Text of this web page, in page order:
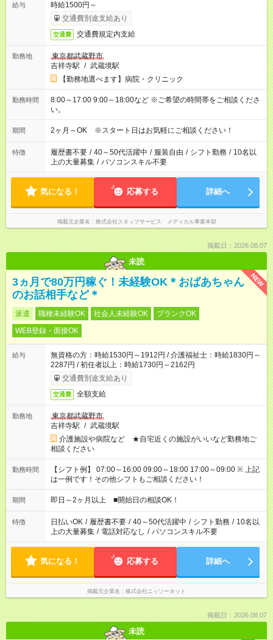
給与
時給1500円～
交通費別途支給あり
交通費 交通費規定内支給
勤務地
東京都武蔵野市
吉祥寺駅 / 武蔵境駅
【勤務地選べます】病院・クリニック
勤務時間
8:00～17:00 9:00～18:00など ※ご希望の時間帯をご相談くださ
い。
期間 2ヶ月～OK ※スタート日はお気軽にご相談ください！
特徴 履歴書不要 / 40～50代活躍中 / 服装自由 / シフト勤務 / 10名以
上の大量募集 / パソコンスキル不要
気になる！ 応募する 詳細へ
掲載元企業名 株式会社スタッフサービス メディカル事業本部
掲載日：2026.08.07
未読
NEW
3ヵ月で80万円稼ぐ！未経験OK＊おばあちゃん
のお話相手など＊
派遣 職種未経験OK 社会人未経験OK
ブランクOK
WEB登録・面接OK
給与
無資格の方：時給1530円～1912円 / 介護福祉士：時給1830円～
2287円 / 初任者以上：時給1730円～2162円
交通費別途支給あり
交通費 全額支給
勤務地
東京都武蔵野市
吉祥寺駅 / 武蔵境駅
介護施設や病院など ★自宅近くの施設がいいなど勤務地ご
相談ください
勤務時間
【シフト例】 07:00～16:00 09:00～18:00 17:00～09:00 ※ 上記
は一例です！その他シフトもご相談ください！
期間 即日～2ヶ月以上 ■開始日の相談OK！
特徴 日払いOK / 履歴書不要 / 40～50代活躍中 / シフト勤務 / 10名以
上の大量募集 / 電話対応なし / パソコンスキル不要
気になる！ 応募する 詳細へ
掲載元企業名 株式会社ニッソーネット
掲載日：2026.08.07
未読